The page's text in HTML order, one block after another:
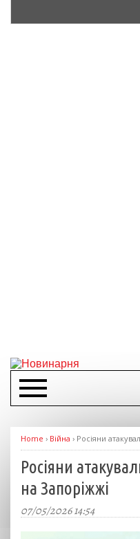
Home › Війна › Росіяни
Росіяни
на Запоріжжі
07/05/2026 14:54